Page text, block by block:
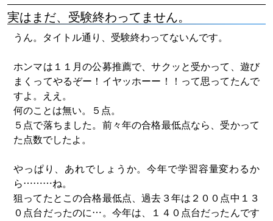
実はまだ、受験終わってません。
うん。タイトル通り、受験終わってないんです。
ホンマは１１月の公募推薦で、サクッと受かって、遊び
まくってやるぞー！イヤッホーー！！って思ってたんで
すよ。ええ。
何のことは無い。５点。
５点で落ちました。前々年の合格最低点なら、受かって
た点数でしたよ。
やっぱり、あれでしょうか。今年で学習容量変わるか
ら………ね。
狙ってたとこの合格最低点、過去３年は２００点中１３
０点台だったのに…。今年は、１４０点台だったんです